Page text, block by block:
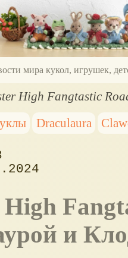
мира кукол, игрушек,
High Fangtastic
Draculaura
и